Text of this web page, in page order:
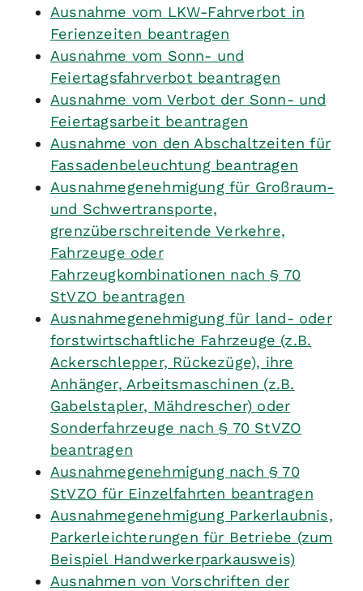
Ausnahme vom LKW-Fahrverbot in
Ferienzeiten beantragen
Ausnahme vom Sonn- und
Feiertagsfahrverbot beantragen
Ausnahme vom Verbot der Sonn- und
Feiertagsarbeit beantragen
Ausnahme von den Abschaltzeiten für
Fassadenbeleuchtung beantragen
Ausnahmegenehmigung für Großraum-
und Schwertransporte,
grenzüberschreitende Verkehre,
Fahrzeuge oder
Fahrzeugkombinationen nach § 70
StVZO beantragen
Ausnahmegenehmigung für land- oder
forstwirtschaftliche Fahrzeuge (z.B.
Ackerschlepper, Rückezüge), ihre
Anhänger, Arbeitsmaschinen (z.B.
Gabelstapler, Mähdrescher) oder
Sonderfahrzeuge nach § 70 StVZO
beantragen
Ausnahmegenehmigung nach § 70
StVZO für Einzelfahrten beantragen
Ausnahmegenehmigung Parkerlaubnis,
Parkerleichterungen für Betriebe (zum
Beispiel Handwerkerparkausweis)
Ausnahmen von Vorschriften der